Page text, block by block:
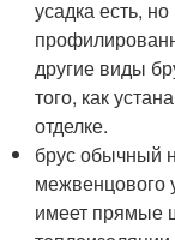
усадка есть,
другие виды
того, как
отделке.
брус обычный
межвенцового
имеет прямые